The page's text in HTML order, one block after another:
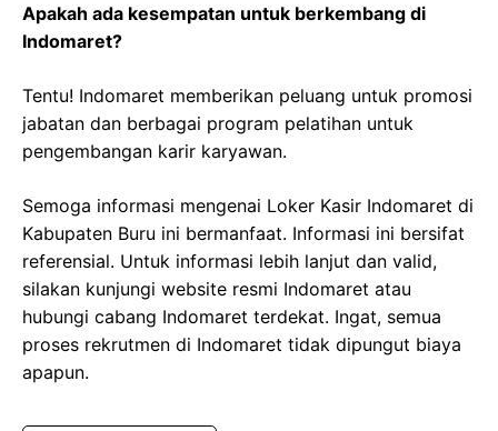
Apakah ada kesempatan untuk berkembang di
Indomaret?
Tentu! Indomaret memberikan peluang untuk promosi
jabatan dan berbagai program pelatihan untuk
pengembangan karir karyawan.
Semoga informasi mengenai Loker Kasir Indomaret di
Kabupaten Buru ini bermanfaat. Informasi ini bersifat
referensial. Untuk informasi lebih lanjut dan valid,
silakan kunjungi website resmi Indomaret atau
hubungi cabang Indomaret terdekat. Ingat, semua
proses rekrutmen di Indomaret tidak dipungut biaya
apapun.